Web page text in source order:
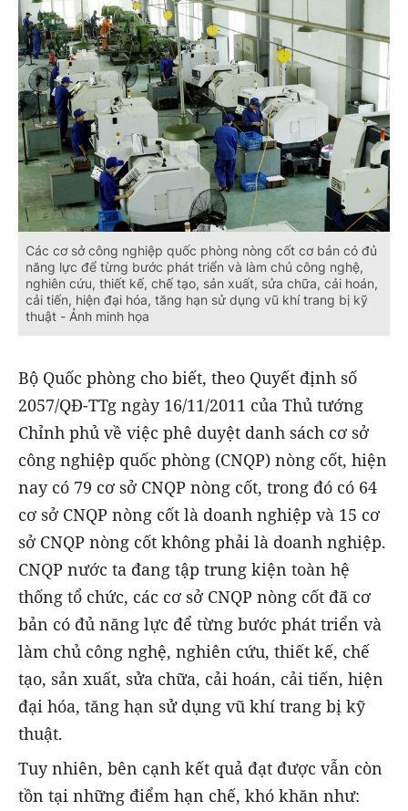
Các cơ sở công nghiệp quốc phòng nòng cốt cơ bản có đủ
năng lực để từng bước phát triển và làm chủ công nghệ,
nghiên cứu, thiết kế, chế tạo, sản xuất, sửa chữa, cải hoán,
cải tiến, hiện đại hóa, tăng hạn sử dụng vũ khí trang bị kỹ
thuật - Ảnh minh họa
Bộ Quốc phòng cho biết, theo Quyết định số
2057/QĐ-TTg ngày 16/11/2011 của Thủ tướng
Chỉnh phủ về việc phê duyệt danh sách cơ sở
công nghiệp quốc phòng (CNQP) nòng cốt, hiện
nay có 79 cơ sở CNQP nòng cốt, trong đó có 64
cơ sở CNQP nòng cốt là doanh nghiệp và 15 cơ
sở CNQP nòng cốt không phải là doanh nghiệp.
CNQP nước ta đang tập trung kiện toàn hệ
thống tổ chức, các cơ sở CNQP nòng cốt đã cơ
bản có đủ năng lực để từng bước phát triển và
làm chủ công nghệ, nghiên cứu, thiết kế, chế
tạo, sản xuất, sửa chữa, cải hoán, cải tiến, hiện
đại hóa, tăng hạn sử dụng vũ khí trang bị kỹ
thuật.
Tuy nhiên, bên cạnh kết quả đạt được vẫn còn
tồn tại những điểm hạn chế, khó khăn như: